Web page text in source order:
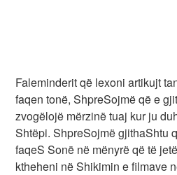
Faleminderit që lexoni artikujt
faqen tonë, ShpreSojmë që e
zvogëlojë mërzinë tuaj kur ju
Shtëpi. ShpreSojmë gjithaShtu
faqeS Sonë në mënyrë që të
ktheheni në Shikimin e filmave